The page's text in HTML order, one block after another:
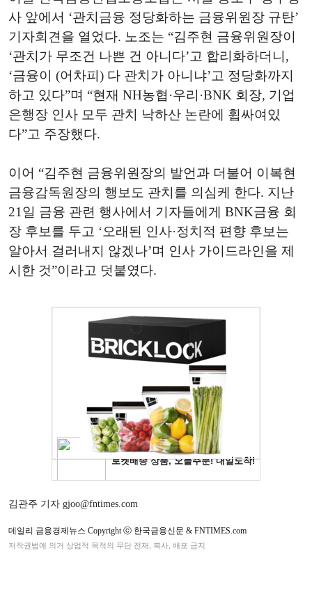
사 앞에서 ‘관치금융 정당화하는 금융위원장 규탄’
기자회견을 열었다. 노조는 “김주현 금융위원장이
‘관치가 무조건 나쁜 건 아니다’고 합리화하더니,
‘금융이 (어차피) 다 관치가 아니냐’고 정당화까지
하고 있다”며 “현재 NH농협·우리·BNK 회장, 기업
은행장 인사 모두 관치 낙하산 논란에 휩싸여있
다”고 주장했다.
이어 “김주현 금융위원장의 발언과 더불어 이복현
금융감독원장의 행보도 관치를 의심케 한다. 지난
21일 금융 관련 행사에서 기자들에게 BNK금융 회
장 후보를 두고 ‘오래된 인사·정치적 편향 후보는
알아서 걸러내지 않겠나’며 인사 가이드라인을 제
시한 것”이라고 덧붙였다.
김관주 기자 gjoo@fntimes.com
데일리 금융경제뉴스 Copyright ⓒ 한국금융신문 & FNTIMES.com
저작권법에 의거 상업적 목적의 무단 전재, 복사, 배포 금지